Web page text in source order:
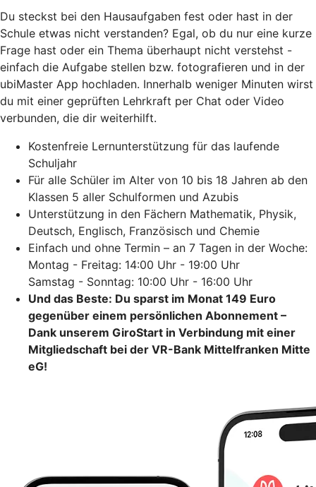
Du steckst bei den Hausaufgaben fest oder hast in der
Schule etwas nicht verstanden? Egal, ob du nur eine kurze
Frage hast oder ein Thema überhaupt nicht verstehst -
einfach die Aufgabe stellen bzw. fotografieren und in der
ubiMaster App hochladen. Innerhalb weniger Minuten wirst
du mit einer geprüften Lehrkraft per Chat oder Video
verbunden, die dir weiterhilft.
Kostenfreie Lernunterstützung für das laufende
Schuljahr
Für alle Schüler im Alter von 10 bis 18 Jahren ab den
Klassen 5 aller Schulformen und Azubis
Unterstützung in den Fächern Mathematik, Physik,
Deutsch, Englisch, Französisch und Chemie
Einfach und ohne Termin – an 7 Tagen in der Woche:
Montag - Freitag: 14:00 Uhr - 19:00 Uhr
Samstag - Sonntag: 10:00 Uhr - 16:00 Uhr
Und das Beste: Du sparst im Monat 149 Euro
gegenüber einem persönlichen Abonnement –
Dank unserem GiroStart in Verbindung mit einer
Mitgliedschaft bei der VR-Bank Mittelfranken Mitte
eG!